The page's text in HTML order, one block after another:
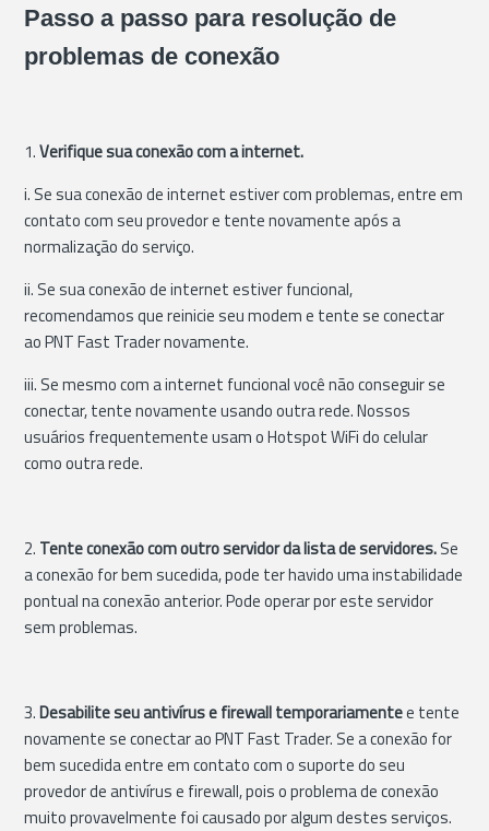
Passo a passo para resolução de
problemas de conexão
1.Verifique sua conexão com a internet.
i. Se sua conexão de internet estiver com problemas, entre em
contato com seu provedor e tente novamente após a
normalização do serviço.
ii. Se sua conexão de internet estiver funcional,
recomendamos que reinicie seu modem e tente se conectar
ao PNT Fast Trader novamente.
iii. Se mesmo com a internet funcional você não conseguir se
conectar, tente novamente usando outra rede. Nossos
usuários frequentemente usam o Hotspot WiFi do celular
como outra rede.
2. Tente conexão com outro servidor da lista de servidores.Se
a conexão for bem sucedida, pode ter havido uma instabilidade
pontual na conexão anterior. Pode operar por este servidor
sem problemas.
3.Desabilite seu antivírus e firewall temporariamentee tente
novamente se conectar ao PNT Fast Trader. Se a conexão for
bem sucedida entre em contato com o suporte do seu
provedor de antivírus e firewall, pois o problema de conexão
muito provavelmente foi causado por algum destes serviços.